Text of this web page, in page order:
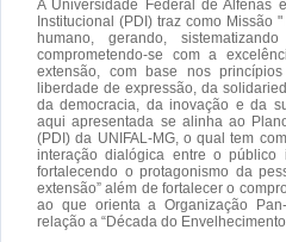
A Universidade Federal de Alfenas
Institucional (PDI) traz como Missão
humano, gerando,
comprometendo-se com a
extensão, com base nos
liberdade de expressão, da
da democracia, da inovação e da
aqui apresentada se alinha ao
(PDI) da UNIFAL-MG, o qual tem
interação dialógica entre o público
fortalecendo o protagonismo da
extensão” além de fortalecer o
ao que orienta a Organização
relação a “Década do